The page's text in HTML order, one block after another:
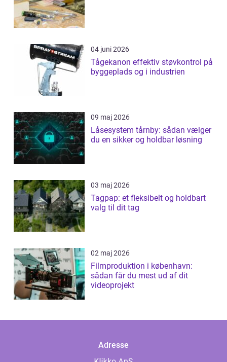
04 juni 2026
Tågekanon effektiv støvkontrol på
byggeplads og i industrien
09 maj 2026
Låsesystem tårnby: sådan vælger
du en sikker og holdbar løsning
03 maj 2026
Tagpap: et fleksibelt og holdbart
valg til dit tag
02 maj 2026
Filmproduktion i københavn:
sådan får du mest ud af dit
videoprojekt
Adresse